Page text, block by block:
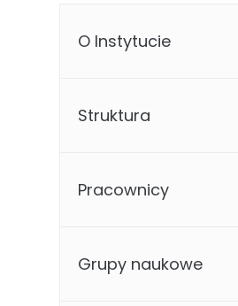
O Instytucie
Struktura
Pracownicy
Grupy naukowe